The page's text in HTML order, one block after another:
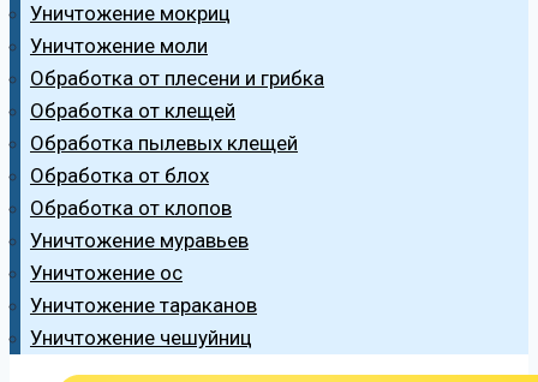
Уничтожение мокриц
Уничтожение моли
Обработка от плесени и грибка
Обработка от клещей
Обработка пылевых клещей
Обработка от блох
Обработка от клопов
Уничтожение муравьев
Уничтожение ос
Уничтожение тараканов
Уничтожение чешуйниц